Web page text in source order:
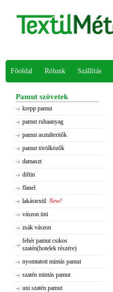
Főoldal Rólunk Szállítás
Pamut szövetek
krepp pamut
pamut ruhaanyag
pamut asztalteritők
pamut törölközők
damaszt
diftin
flanel
lakástextil New!
vászon üni
zsák vászon
fehér pamut csikos
szatén(hotelek részére)
nyomtatott mintás pamut
szatén mintás pamut
uni szatén pamut